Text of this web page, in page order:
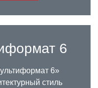
6
6»
стиль